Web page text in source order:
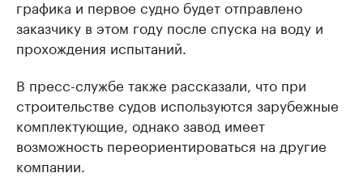
графика и первое судно будет отправлено
заказчику в этом году после спуска на воду и
прохождения испытаний.
В пресс-службе также рассказали, что при
строительстве судов используются зарубежные
комплектующие, однако завод имеет
возможность переориентироваться на другие
компании.